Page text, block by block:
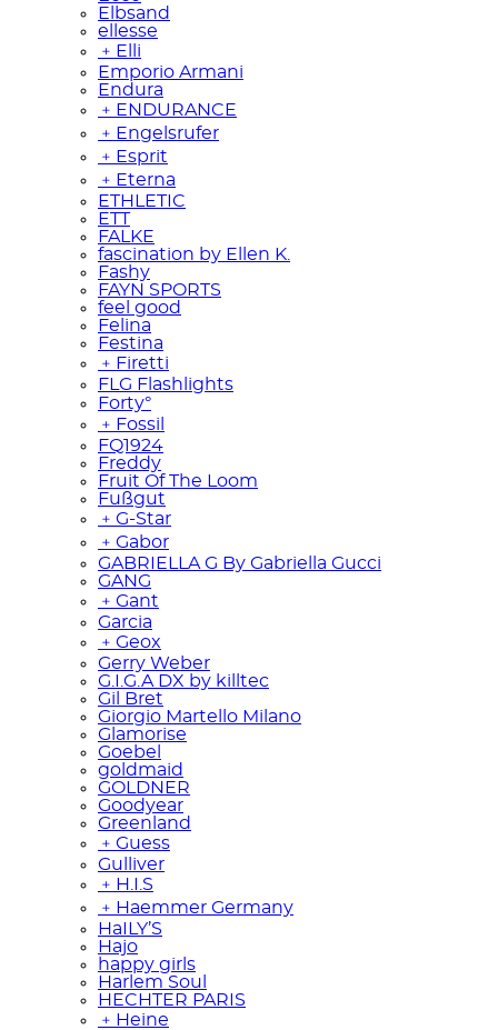
Elbsand
ellesse
﹢ Elli
Emporio Armani
Endura
﹢ ENDURANCE
﹢ Engelsrufer
﹢ Esprit
﹢ Eterna
ETHLETIC
ETT
FALKE
fascination by Ellen K.
Fashy
FAYN SPORTS
feel good
Felina
Festina
﹢ Firetti
FLG Flashlights
Forty°
﹢ Fossil
FQ1924
Freddy
Fruit Of The Loom
Fußgut
﹢ G-Star
﹢ Gabor
GABRIELLA G By Gabriella Gucci
GANG
﹢ Gant
Garcia
﹢ Geox
Gerry Weber
G.I.G.A DX by killtec
Gil Bret
Giorgio Martello Milano
Glamorise
Goebel
goldmaid
GOLDNER
Goodyear
Greenland
﹢ Guess
Gulliver
﹢ H.I.S
﹢ Haemmer Germany
HaILY’S
Hajo
happy girls
Harlem Soul
HECHTER PARIS
﹢ Heine